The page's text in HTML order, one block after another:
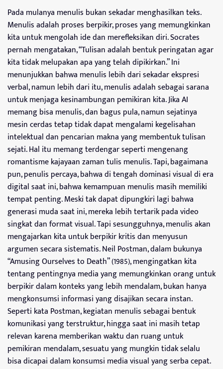
Pada mulanya menulis bukan sekadar menghasilkan teks.
Menulis adalah proses berpikir, proses yang memungkinkan
kita untuk mengolah ide dan merefleksikan diri. Socrates
pernah mengatakan, “Tulisan adalah bentuk peringatan agar
kita tidak melupakan apa yang telah dipikirkan.” Ini
menunjukkan bahwa menulis lebih dari sekadar ekspresi
verbal, namun lebih dari itu, menulis adalah sebagai sarana
untuk menjaga kesinambungan pemikiran kita. Jika AI
memang bisa menulis, dan bagus pula, namun sejatinya
mesin cerdas tetap tidak dapat mengalami kegelisahan
intelektual dan pencarian makna yang membentuk tulisan
sejati. Hal itu memang terdengar seperti mengenang
romantisme kajayaan zaman tulis menulis. Tapi, bagaimana
pun, penulis percaya, bahwa di tengah dominasi visual di era
digital saat ini, bahwa kemampuan menulis masih memiliki
tempat penting. Meski tak dapat dipungkiri lagi bahwa
generasi muda saat ini, mereka lebih tertarik pada video
singkat dan format visual. Tapi sesungguhnya, menulis akan
mengajarkan kita untuk berpikir kritis dan menyusun
argumen secara sistematis. Neil Postman, dalam bukunya
“Amusing Ourselves to Death” (1985), mengingatkan kita
tentang pentingnya media yang memungkinkan orang untuk
berpikir dalam konteks yang lebih mendalam, bukan hanya
mengkonsumsi informasi yang disajikan secara instan.
Seperti kata Postman, kegiatan menulis sebagai bentuk
komunikasi yang terstruktur, hingga saat ini masih tetap
relevan karena memberikan waktu dan ruang untuk
pemikiran mendalam, sesuatu yang mungkin tidak selalu
bisa dicapai dalam konsumsi media visual yang serba cepat.